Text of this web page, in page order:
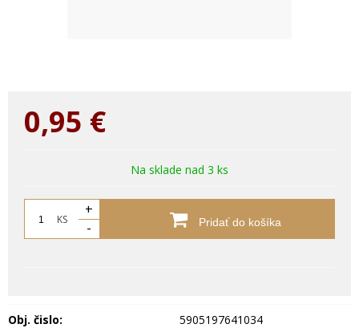
0,95 €
Na sklade nad 3 ks
KS
+
-
Pridať do košíka
Obj. čislo:
5905197641034